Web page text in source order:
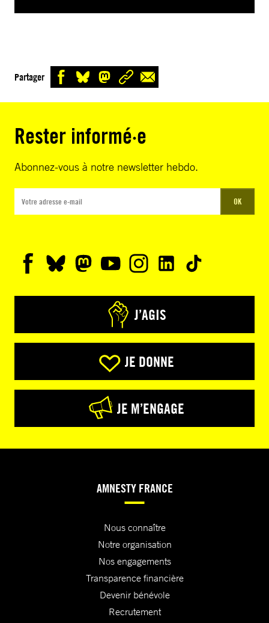
Partager
Rester informé·e
Abonnez-vous à notre newsletter hebdo.
OK
J’AGIS
JE DONNE
JE M’ENGAGE
AMNESTY FRANCE
Nous connaître
Notre organisation
Nos engagements
Transparence financière
Devenir bénévole
Recrutement